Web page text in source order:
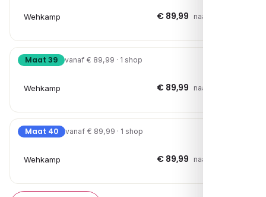
Wehkamp € 89,99 naar shop →
Maat 39 vanaf € 89,99 · 1 shop
Wehkamp € 89,99 naar shop →
Maat 40 vanaf € 89,99 · 1 shop
Wehkamp € 89,99 naar shop →